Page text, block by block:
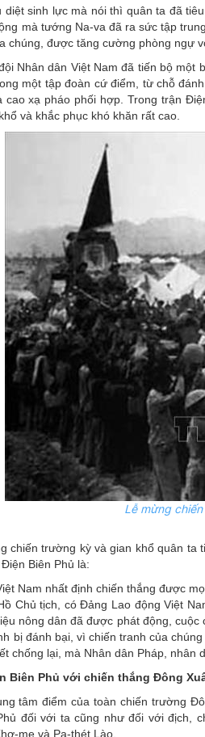
diệt sinh lực mà nói thì quân ta đã
mà tướng Na-va đã ra sức tập
chúng, được tăng cường phòng ngự
Nhân dân Việt Nam đã tiến bộ
một tập đoàn cứ điểm, từ chỗ
cao xạ pháo phối hợp. Trong trận
và khắc phục khó khăn rất cao.
Lễ mừng
chiến trường kỳ và gian khổ quân
Biên Phủ là:
Nam nhất định chiến thắng được
Chủ tịch, có Đảng Lao động Việt
nông dân đã được phát động,
bị đánh bại, vì chiến tranh của
chống lại, mà Nhân dân Pháp, nhân
Biên Phủ với chiến thắng Đông
tâm điểm của toàn chiến trường
đối với ta cũng như đối với địch,
me và Pa-thét Lào.